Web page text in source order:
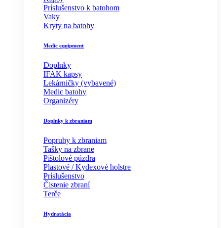
Príslušenstvo k batohom
Vaky
Kryty na batohy
Medic equipment
Doplnky
IFAK kapsy
Lekárničky (vybavené)
Medic batohy
Organizéry
Doplnky k zbraniam
Popruhy k zbraniam
Tašky na zbrane
Pištolové púzdra
Plastové / Kydexové holstre
Príslušenstvo
Čistenie zbraní
Terče
Hydratácia